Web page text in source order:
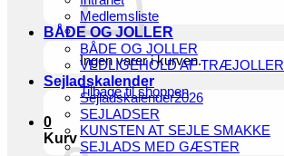
Ingen varer i kurven.
Tilbage til shoppen
0
Kurv
Medlemsliste
BÅDE OG JOLLER
BÅDE OG JOLLER
VEDLIGEHOLD AF TRÆJOLLER
Sejladskalender
Sejladskalender2026
SEJLADSER
KUNSTEN AT SEJLE SMAKKE
SEJLADS MED GÆSTER